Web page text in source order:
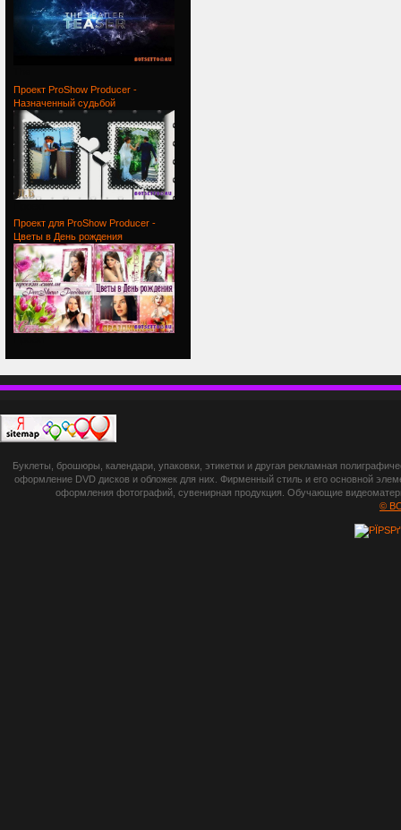
Проект ProShow Producer -
Назначенный судьбой
Проект для ProShow Producer -
Цветы в День рождения
botsetto.ru -
photoshop,
шрифты,
Буклеты, брошюры, календари, упаковки, этикетки и другая рекламная
оформление DVD дисков и обложек для них. Фирменный стиль и его основной
оформления фотографий, сувенирная продукция. Обучающие
©